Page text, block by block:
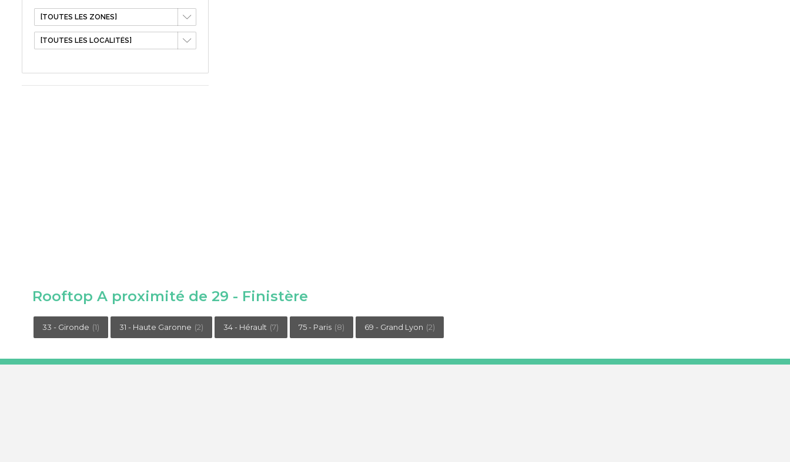
Rooftop A proximité de 29 - Finistère
33 - Gironde (1) 31 - Haute Garonne (2) 34 - Hérault (7) 75 - Paris (8) 69 - Grand Lyon (2)